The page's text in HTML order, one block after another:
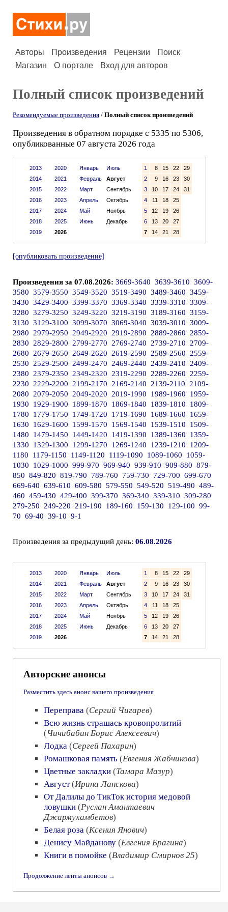
Авторы Произведения Рецензии
Поиск
Магазин
О портале Вход для авторов
Полный список произведений
Рекомендуемые произведения / Полный список произведений
Произведения в обратном порядке с 5335 по 5306,
опубликованные 07 августа 2026 года
2013
2014
2015
2016
2017
2018
2019
2020
2021
2022
2023
2024
2025
2026
Январь
Июль
Февраль
Август
Март
Сентябрь
Апрель
Октябрь
Май
Ноябрь
Июнь
Декабрь
1 8 15 22
29
2
9 16 23
30
3
10 17 24
31
4
11 18
25
5
12 19
26
6
13 20
27
7
14 21 28
[опубликовать произведение]
Произведения за 07.08.2026: 3669-3640 3639-3610 3609-
3580 3579-3550 3549-3520 3519-3490 3489-3460 3459-
3430 3429-3400 3399-3370 3369-3340 3339-3310 3309-
3280 3279-3250 3249-3220 3219-3190 3189-3160 3159-
3130 3129-3100 3099-3070 3069-3040 3039-3010 3009-
2980
2979-2950 2949-2920 2919-2890 2889-2860
2859-
2830
2829-2800 2799-2770 2769-2740 2739-2710
2709-
2680
2679-2650 2649-2620 2619-2590 2589-2560
2559-
2530
2529-2500 2499-2470 2469-2440 2439-2410
2409-
2380
2379-2350 2349-2320 2319-2290 2289-2260
2259-
2230
2229-2200 2199-2170 2169-2140 2139-2110
2109-
2080
2079-2050 2049-2020 2019-1990 1989-1960
1959-
1930
1929-1900 1899-1870 1869-1840 1839-1810
1809-
1780
1779-1750 1749-1720 1719-1690 1689-1660
1659-
1630
1629-1600 1599-1570 1569-1540 1539-1510
1509-
1480
1479-1450 1449-1420 1419-1390 1389-1360
1359-
1330
1329-1300 1299-1270 1269-1240 1239-1210
1209-
1180
1179-1150 1149-1120 1119-1090 1089-1060
1059-
1030
1029-1000 999-970 969-940 939-910 909-880 879-
850 849-820 819-790 789-760 759-730 729-700 699-670
669-640 639-610 609-580 579-550 549-520 519-490 489-
460 459-430 429-400 399-370 369-340 339-310 309-280
279-250
249-220 219-190 189-160 159-130 129-100 99-
70 69-40 39-10 9-1
Произведения за предыдущий день: 06.08.2026
2013
2014
2015
2016
2017
2018
2019
2020
2021
2022
2023
2024
2025
2026
Январь
Июль
Февраль
Август
Март
Сентябрь
Апрель
Октябрь
Май
Ноябрь
Июнь
Декабрь
1 8 15 22
29
2
9 16 23
30
3
10 17 24
31
4
11 18
25
5
12 19
26
6
13 20
27
7
14 21 28
Авторские анонсы
Разместить здесь анонс вашего произведения
Переправа (Сергий Чигарев)
Всю жизнь страшась кровопролитий
(Чичибабин Борис Алексеевич)
Лодка (Сергей Пахарин)
Ромашковая память (Евгения Жабчикова)
Цветные закладки (Тамара Мазур)
Август(Ирина Ланскова)
От Далилы до ТикТок история медовой
ловушки (Руслан Амантаевич
Джармухамбетов)
Белая роза (Ксения Янович)
Денису Майданову (Евгения Брагина)
Книги в помойке (Владимир Смирнов 25)
Продолжение ленты анонсов →